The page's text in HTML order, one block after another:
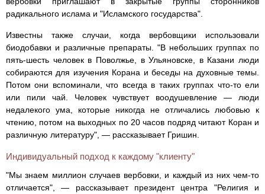
радикального ислама и "Исламского государства".
Известны также случаи, когда вербовщики использовали
биодобавки и различные препараты. "В небольших группах по
пять-шесть человек в Поволжье, в Ульяновске, в Казани люди
собираются для изучения Корана и беседы на духовные темы.
Потом они вспоминали, что всегда в таких группах что-то ели
или пили чай. Человек чувствует воодушевление — люди
недалекого ума, которые никогда не отличались любовью к
чтению, потом на выходных по 20 часов подряд читают Коран и
различную литературу", — рассказывает Гришин.
Индивидуальный подход к каждому "клиенту"
"Мы знаем миллион случаев вербовки, и каждый из них чем-то
отличается", — рассказывает президент центра "Религия и